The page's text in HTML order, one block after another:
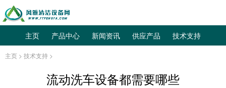
主页 产品中心 新闻资讯 供应产品 技术支持
主页 > 技术支持 >
流动洗车设备都需要哪些